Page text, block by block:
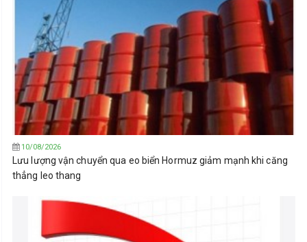
10/08/2026
Lưu lượng vận chuyển qua eo biển Hormuz giảm mạnh khi căng
thẳng leo thang